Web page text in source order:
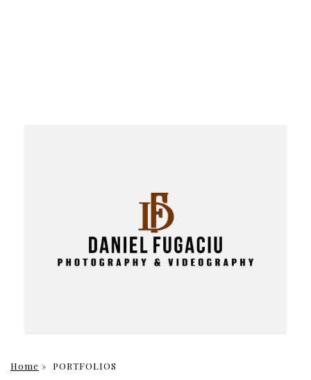
Home » PORTFOLIOS